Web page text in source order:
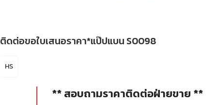
ติดต่อขอใบเสนอราคา*แป๊ปแบน S0098
HS
** สอบถามราคาติดต่อฝ่ายขาย **